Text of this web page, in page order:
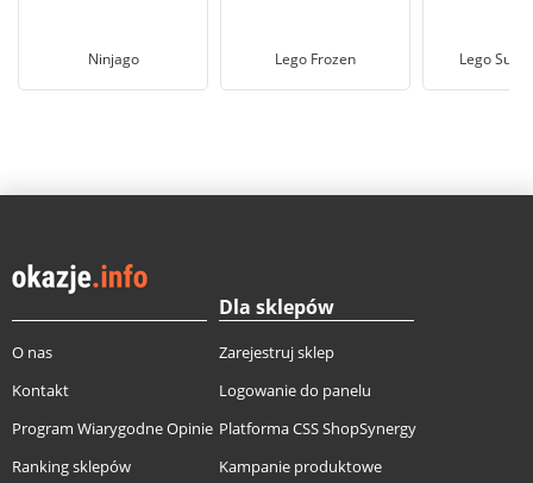
Ninjago Lego Frozen Lego
O nas
Kontakt
Program Wiarygodne Opinie
Ranking sklepów
Dla sklepów
Zarejestruj sklep
Logowanie do panelu
Platforma CSS ShopSynergy
Kampanie produktowe